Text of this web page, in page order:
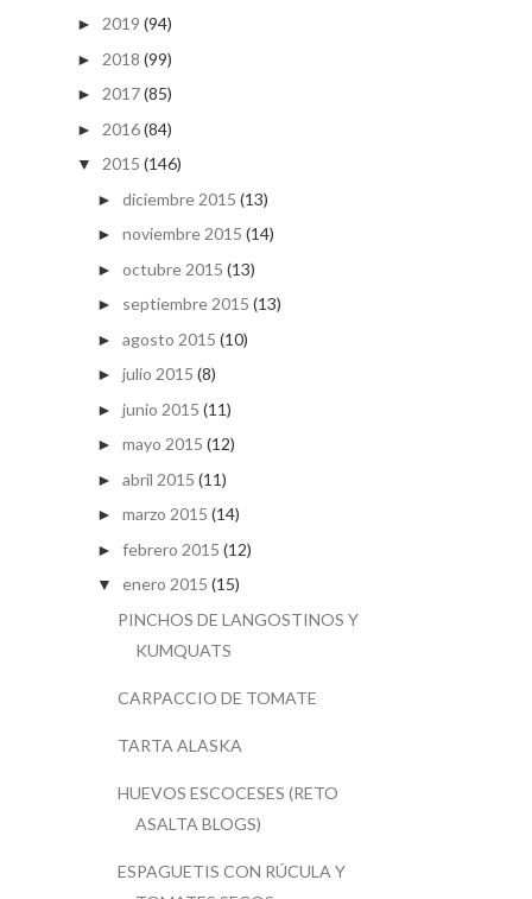
► 2019 (94)
► 2018 (99)
► 2017(85)
► 2016(84)
▼ 2015 (146)
► diciembre 2015 (13)
► noviembre 2015 (14)
► octubre 2015 (13)
► septiembre 2015 (13)
► agosto 2015 (10)
► julio 2015 (8)
► junio 2015 (11)
► mayo 2015 (12)
► abril 2015 (11)
► marzo 2015 (14)
► febrero 2015 (12)
▼ enero 2015 (15)
PINCHOS DE LANGOSTINOS Y
KUMQUATS
CARPACCIO DE TOMATE
TARTA ALASKA
HUEVOS ESCOCESES (RETO
ASALTA BLOGS)
ESPAGUETIS CON RÚCULA Y